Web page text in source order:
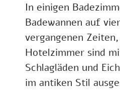
In einigen
Badewannen auf
vergangenen
Hotelzimmer sind
Schlagläden und
im antiken Stil